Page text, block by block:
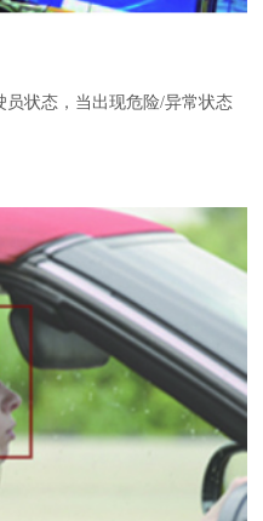
状态，当出现危险/异常状态